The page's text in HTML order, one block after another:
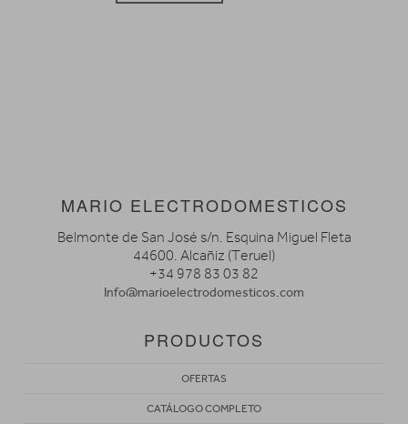
MARIO ELECTRODOMESTICOS
Belmonte de San José s/n. Esquina Miguel Fleta
44600. Alcañiz (Teruel)
+34 978 83 03 82
Info@marioelectrodomesticos.com
PRODUCTOS
OFERTAS
CATÁLOGO COMPLETO